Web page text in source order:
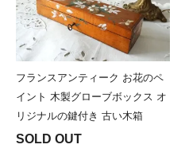
フランスアンティーク お花のペ
イント 木製グローブボックス オ
リジナルの鍵付き 古い木箱
SOLD OUT